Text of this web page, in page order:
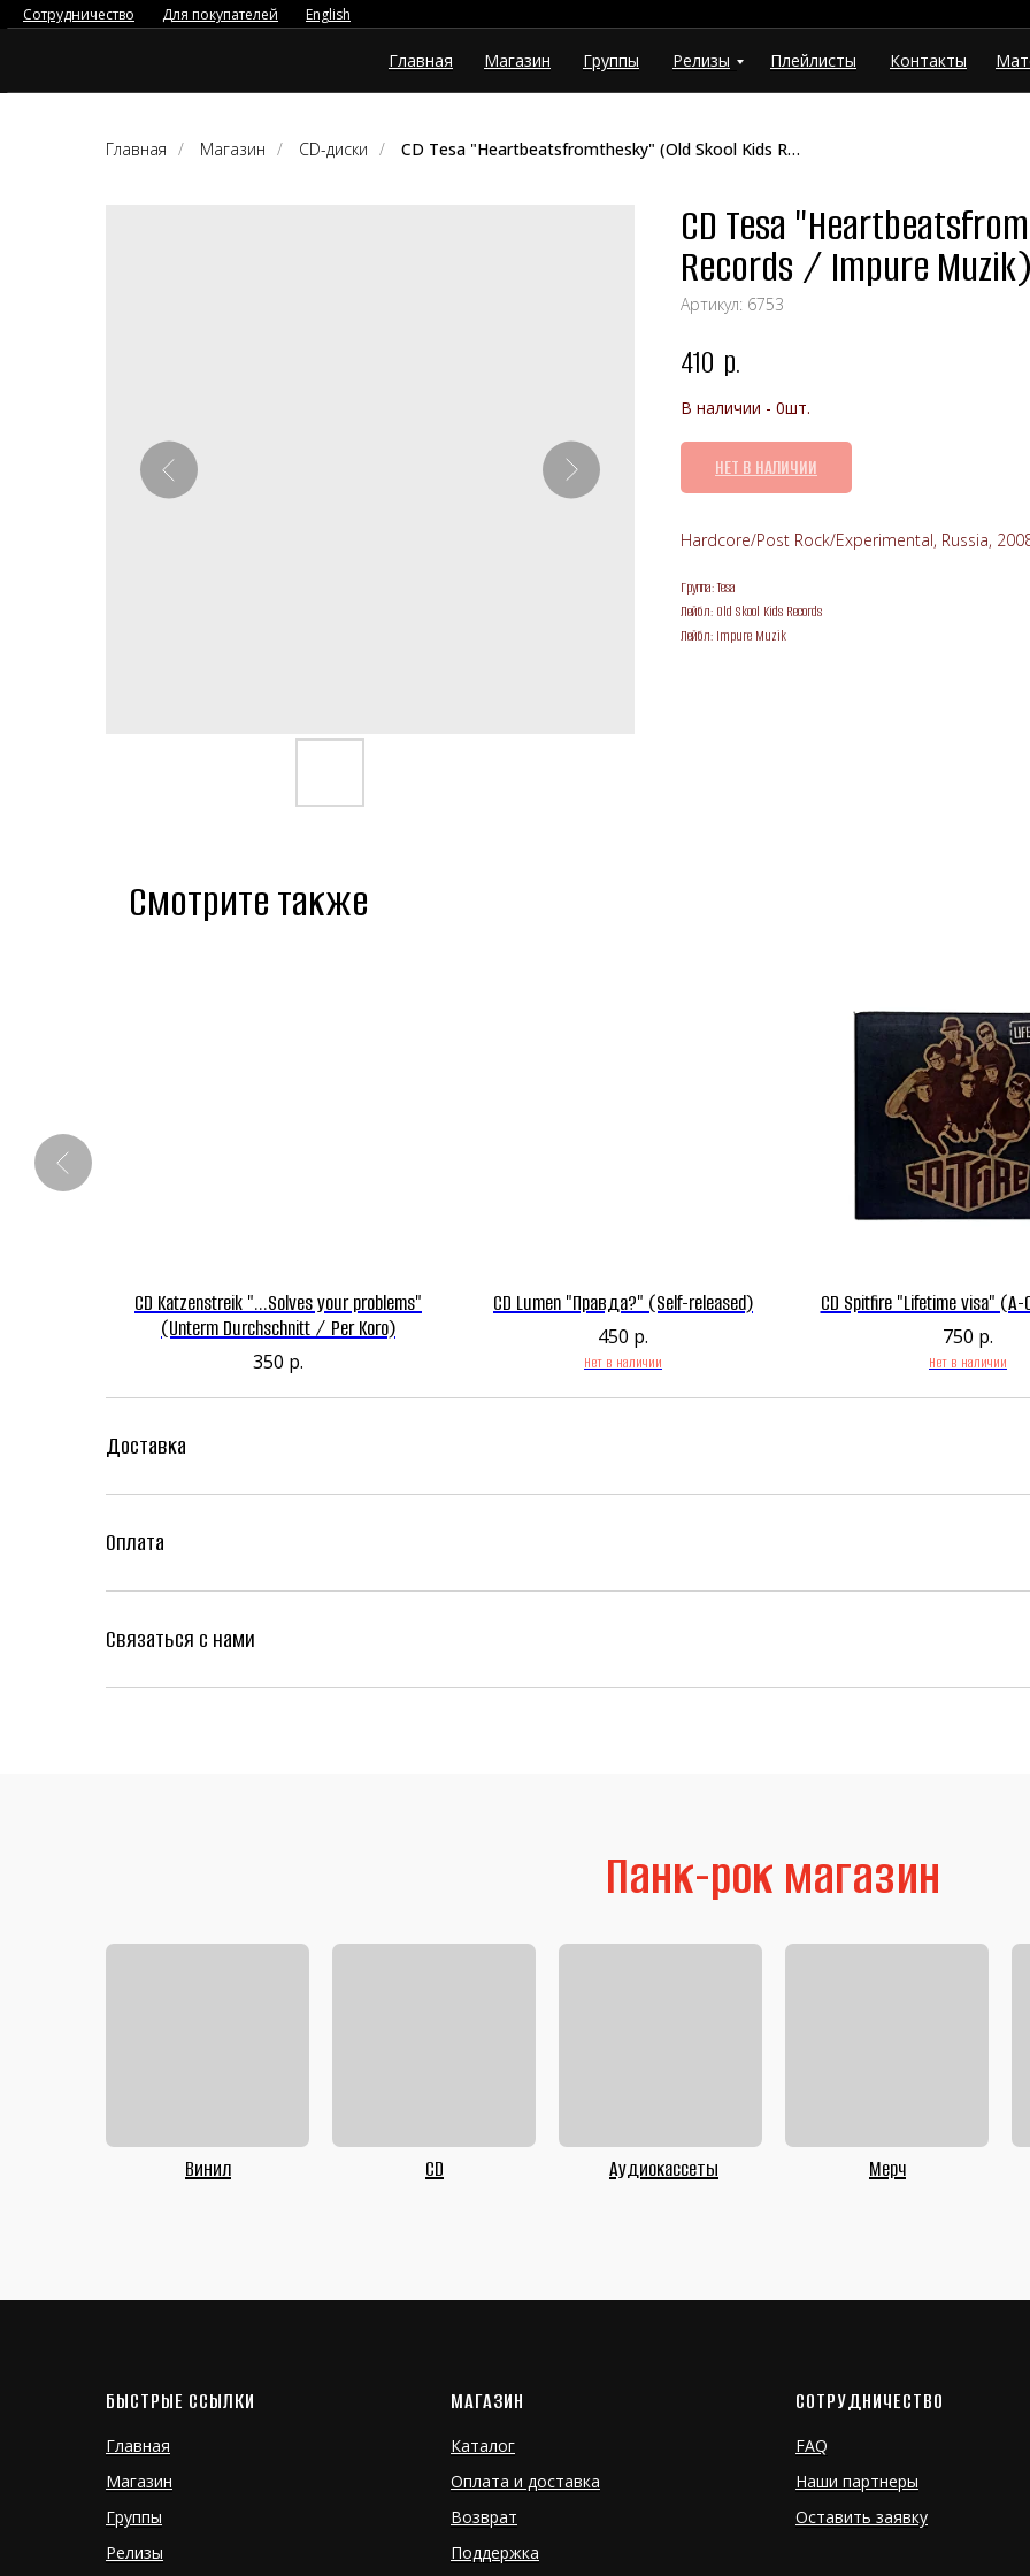
Главная Магазин Группы Релизы Плейлисты Контакты
Сотрудничество Для покупателей English
Главная / Магазин / CD-диски / CD Tesa "Heartbeatsfromthesky" (Old Skool Kids Records / Impure Muzik)
CD Tesa
Records / Impure
Артикул: 6753
410 р.
В наличии - 0шт.
НЕТ В НАЛИЧИИ
Hardcore/Post Rock/Experimental, Russia,
Группа: Tesa
Лейбл: Old Skool Kids Records
Лейбл: Impure Muzik
Смотрите также
CD Katzenstreik "...Solves your problems"
(Unterm Durchschnitt / Per Koro)
350 р.
CD Lumen "Правда?" (Self-released)
450 р.
Нет в наличии
CD Spitfire "Lifetime visa" (A-
750 р.
Нет в наличии
Доставка
Оплата
Связаться с нами
Винил CD Аудиокассеты Мерч
Панк-рок магазин
БЫСТРЫЕ ССЫЛКИ
Главная
Магазин
Группы
Релизы
МАГАЗИН
Каталог
Оплата и доставка
Возврат
Поддержка
СОТРУДНИЧЕСТВО
FAQ
Наши партнеры
Оставить заявку